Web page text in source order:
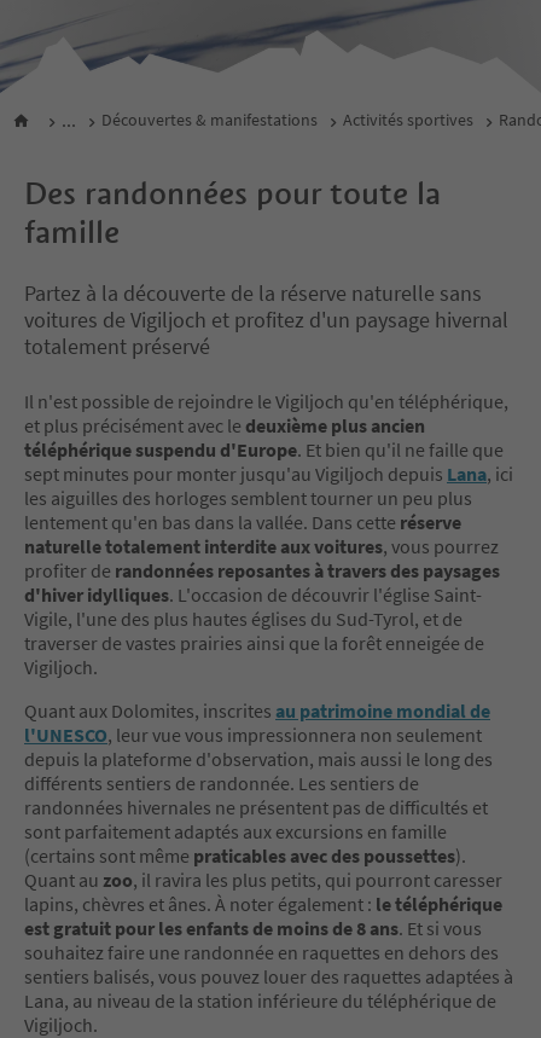
... Découvertes & manifestations Activités sportives
Des randonnées pour toute la
famille
Partez à la découverte de la réserve naturelle sans
voitures de Vigiljoch et profitez d'un paysage hivernal
totalement préservé
Il n'est possible de rejoindre le Vigiljoch qu'en téléphérique,
et plus précisément avec le deuxième plus ancien
téléphérique suspendu d'Europe. Et bien qu'il ne faille que
sept minutes pour monter jusqu'au Vigiljoch depuis Lana, ici
les aiguilles des horloges semblent tourner un peu plus
lentement qu'en bas dans la vallée. Dans cette réserve
naturelle totalement interdite aux voitures, vous pourrez
profiter de randonnées reposantes à travers des paysages
d'hiver idylliques. L'occasion de découvrir l'église Saint-
Vigile, l'une des plus hautes églises du Sud-Tyrol, et de
traverser de vastes prairies ainsi que la forêt enneigée de
Vigiljoch.
Quant aux Dolomites, inscrites au patrimoine mondial de
l'UNESCO, leur vue vous impressionnera non seulement
depuis la plateforme d'observation, mais aussi le long des
différents sentiers de randonnée. Les sentiers de
randonnées hivernales ne présentent pas de difficultés et
sont parfaitement adaptés aux excursions en famille
(certains sont même praticables avec des poussettes).
Quant au zoo, il ravira les plus petits, qui pourront caresser
lapins, chèvres et ânes. À noter également : le téléphérique
est gratuit pour les enfants de moins de 8 ans. Et si vous
souhaitez faire une randonnée en raquettes en dehors des
sentiers balisés, vous pouvez louer des raquettes adaptées à
Lana, au niveau de la station inférieure du téléphérique de
Vigiljoch.